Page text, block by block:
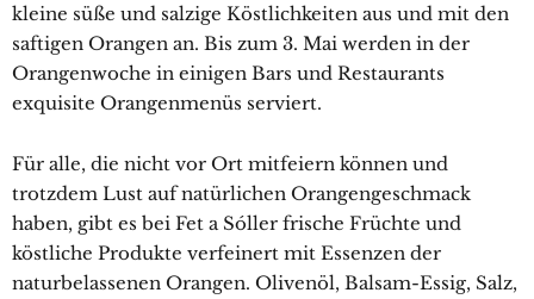
kleine süße und salzige Köstlichkeiten aus und mit den
saftigen Orangen an. Bis zum 3. Mai werden in der
Orangenwoche in einigen Bars und Restaurants
exquisite Orangenmenüs serviert.
Für alle, die nicht vor Ort mitfeiern können und
trotzdem Lust auf natürlichen Orangengeschmack
haben, gibt es bei Fet a Sóller frische Früchte und
köstliche Produkte verfeinert mit Essenzen der
naturbelassenen Orangen. Olivenöl, Balsam-Essig, Salz,